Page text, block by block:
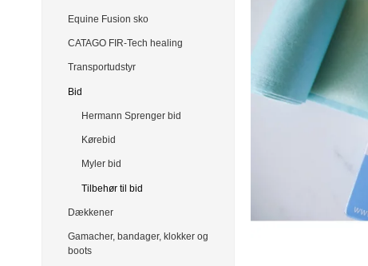
Equine Fusion sko
CATAGO FIR-Tech healing
Transportudstyr
Bid
Hermann Sprenger bid
Kørebid
Myler bid
Tilbehør til bid
Dækkener
Gamacher, bandager, klokker og
boots